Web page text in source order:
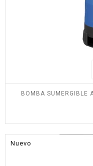
BOMBA SUMERGIBLE
Nuevo